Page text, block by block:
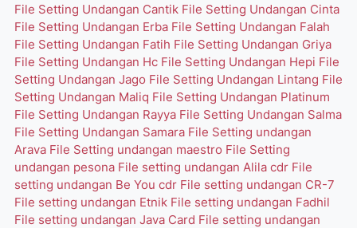
File Setting Undangan Cantik File Setting Undangan Cinta
File Setting Undangan Erba File Setting Undangan Falah
File Setting Undangan Fatih File Setting Undangan Griya
File Setting Undangan Hc File Setting Undangan Hepi File
Setting Undangan Jago File Setting Undangan Lintang File
Setting Undangan Maliq File Setting Undangan Platinum
File Setting Undangan Rayya File Setting Undangan Salma
File Setting Undangan Samara File Setting undangan
Arava File Setting undangan maestro File Setting
undangan pesona File setting undangan Alila cdr File
setting undangan Be You cdr File setting undangan CR-7
File setting undangan Etnik File setting undangan Fadhil
File setting undangan Java Card File setting undangan